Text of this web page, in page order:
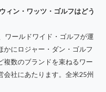
ィン・ワッツ・ゴルフはどう
ワールドワイド・ゴルフが運
かにロジャー・ダン・ゴルフ
複数のブランドを束ねるワー
会社にあたります。全米25州